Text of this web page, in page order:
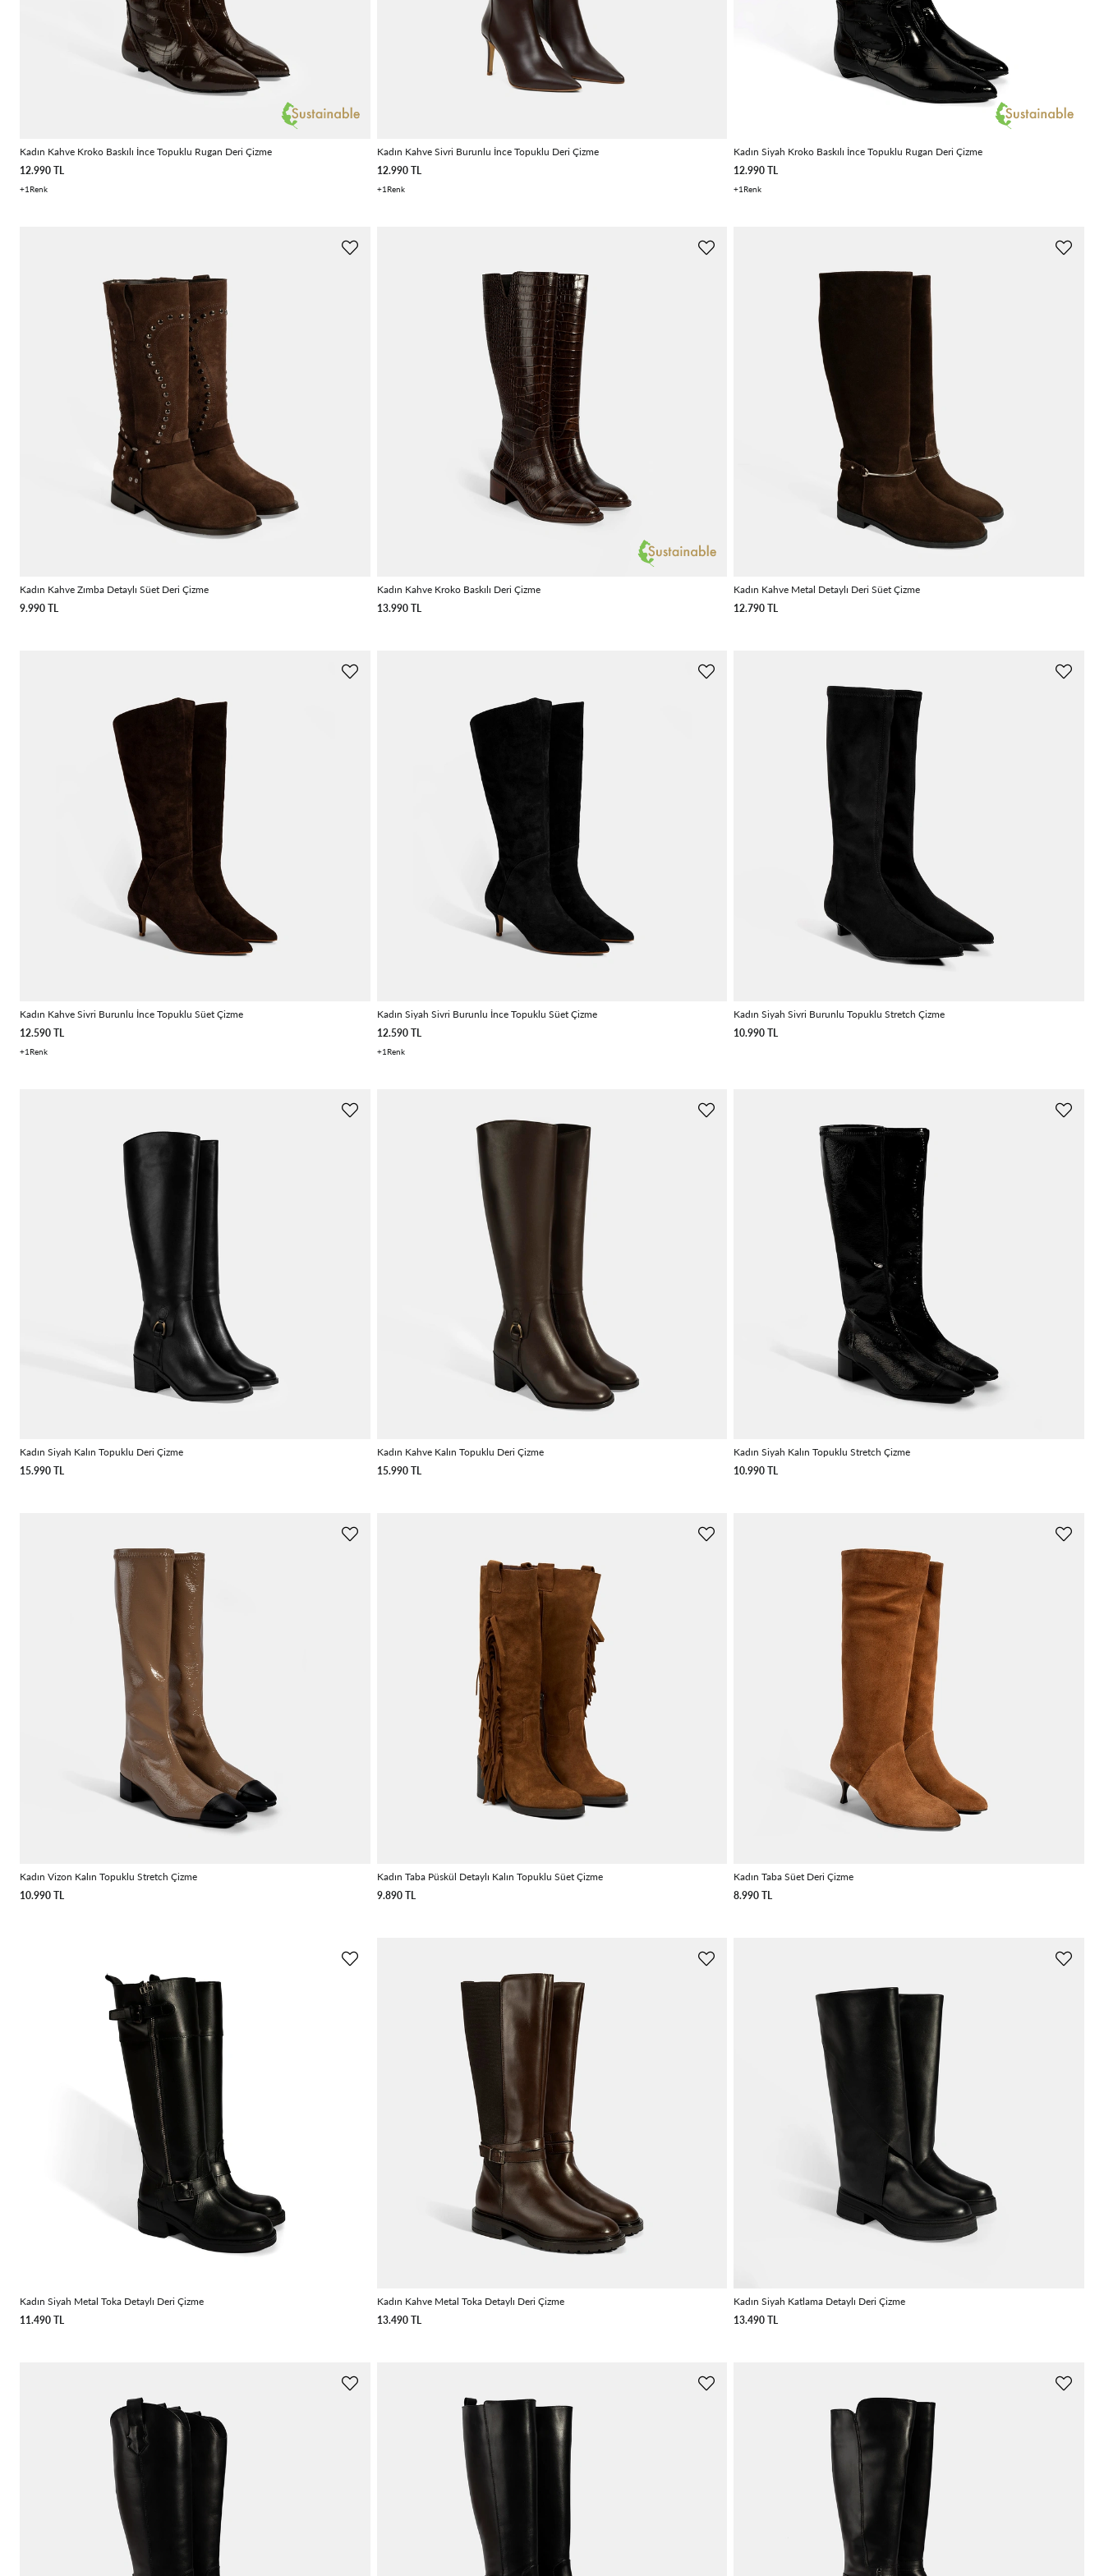
Kadın Kahve Kroko Baskılı İnce Topuklu Rugan Deri Çizme
12.990 TL
1
Kadın Kahve Sivri Burunlu İnce Topuklu Deri Çizme
12.990 TL
1
Kadın Siyah Kroko Baskılı İnce Topuklu Rugan Deri Çizme
12.990 TL
1
Kadın Kahve Zımba Detaylı Süet Deri Çizme
9.990 TL
Kadın Kahve Kroko Baskılı Deri Çizme
13.990 TL
Kadın Kahve Metal Detaylı Deri Süet Çizme
12.790 TL
Kadın Kahve Sivri Burunlu İnce Topuklu Süet Çizme
12.590 TL
1
Kadın Siyah Sivri Burunlu İnce Topuklu Süet Çizme
12.590 TL
1
Kadın Siyah Sivri Burunlu Topuklu Stretch Çizme
10.990 TL
Kadın Siyah Kalın Topuklu Deri Çizme
15.990 TL
Kadın Kahve Kalın Topuklu Deri Çizme
15.990 TL
Kadın Siyah Kalın Topuklu Stretch Çizme
10.990 TL
Kadın Vizon Kalın Topuklu Stretch Çizme
10.990 TL
Kadın Taba Püskül Detaylı Kalın Topuklu Süet Çizme
9.890 TL
Kadın Taba Süet Deri Çizme
8.990 TL
Kadın Siyah Metal Toka Detaylı Deri Çizme
11.490 TL
Kadın Kahve Metal Toka Detaylı Deri Çizme
13.490 TL
Kadın Siyah Katlama Detaylı Deri Çizme
13.490 TL